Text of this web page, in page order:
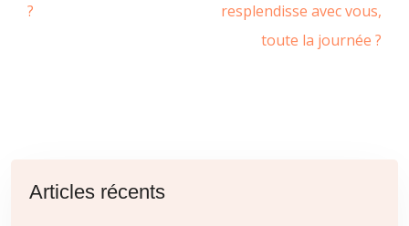
?
resplendisse avec vous,
toute la journée ?
Articles récents